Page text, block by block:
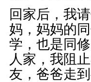
回家后，我
妈，妈妈的
学，也是同
人家，我阻
友，爸爸走